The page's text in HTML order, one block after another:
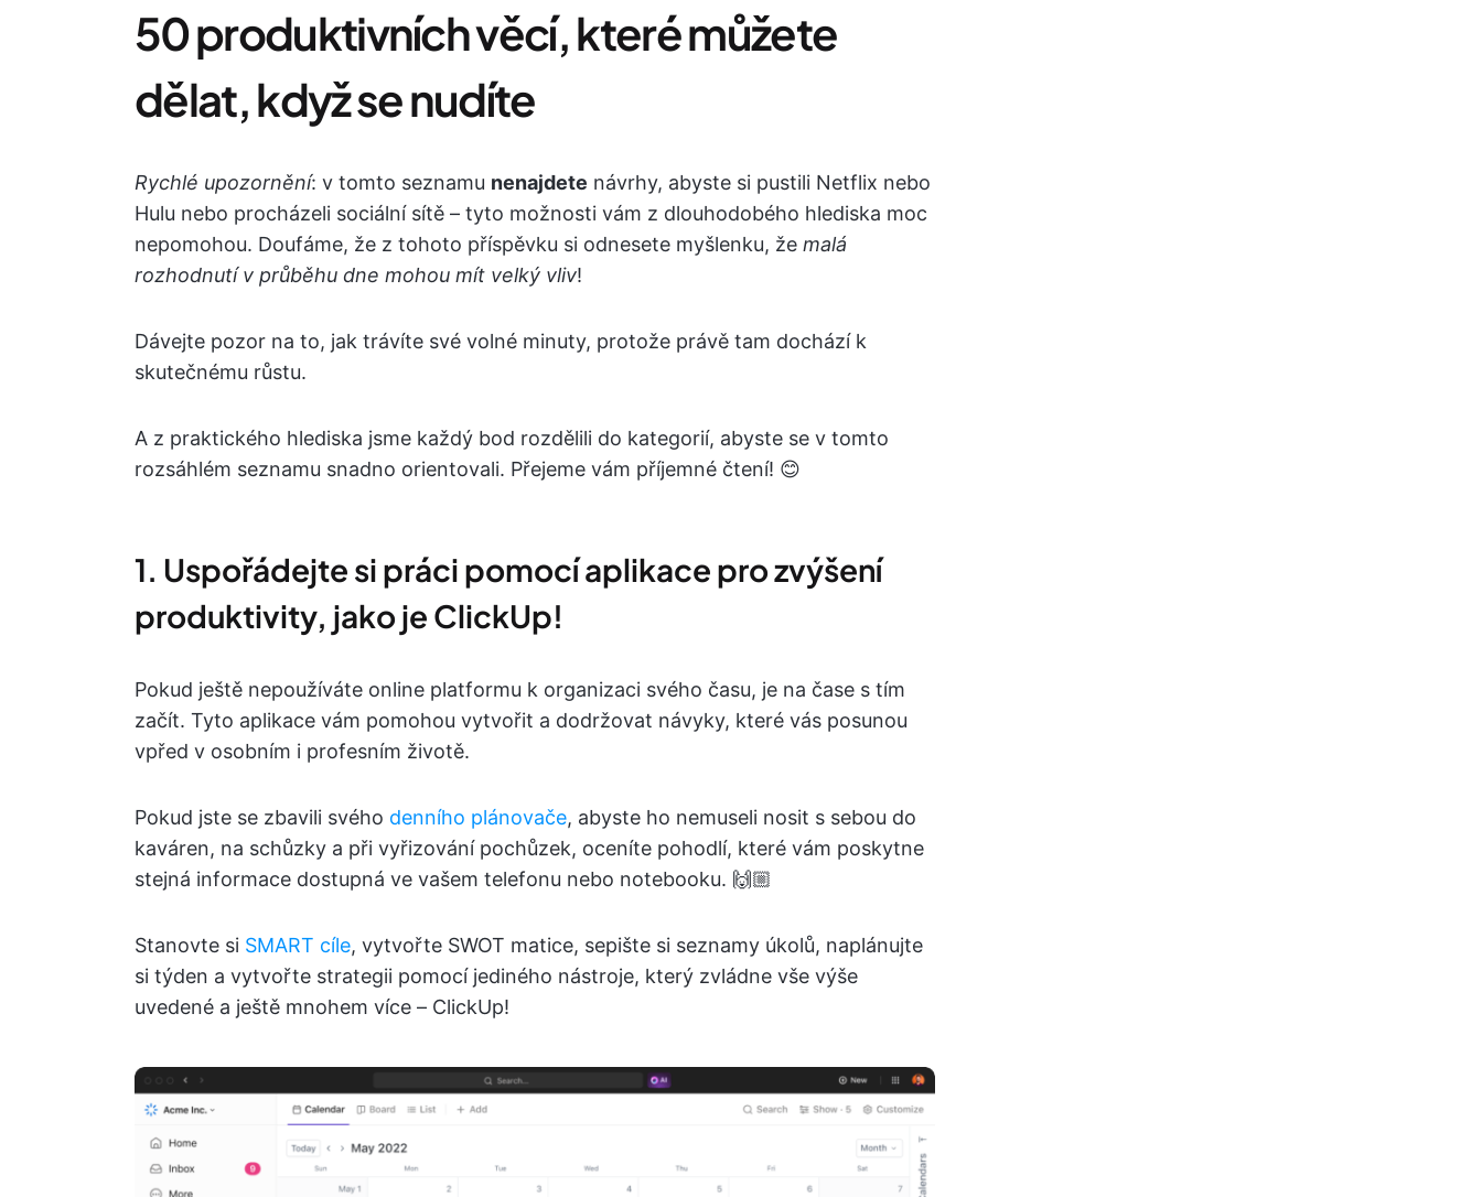
50 produktivních věcí, které můžete
dělat, když se nudíte
Rychlé upozornění: v tomto seznamu nenajdete návrhy, abyste si pustili Netflix nebo
Hulu nebo procházeli sociální sítě – tyto možnosti vám z dlouhodobého hlediska moc
nepomohou. Doufáme, že z tohoto příspěvku si odnesete myšlenku, že malá
rozhodnutí v průběhu dne mohou mít velký vliv!
Dávejte pozor na to, jak trávíte své volné minuty, protože právě tam dochází k
skutečnému růstu.
A z praktického hlediska jsme každý bod rozdělili do kategorií, abyste se v tomto
rozsáhlém seznamu snadno orientovali. Přejeme vám příjemné čtení! 😊
1. Uspořádejte si práci pomocí aplikace pro zvýšení
produktivity, jako je ClickUp!
Pokud ještě nepoužíváte online platformu k organizaci svého času, je na čase s tím
začít. Tyto aplikace vám pomohou vytvořit a dodržovat návyky, které vás posunou
vpřed v osobním i profesním životě.
Pokud jste se zbavili svého denního plánovače, abyste ho nemuseli nosit s sebou do
kaváren, na schůzky a při vyřizování pochůzek, oceníte pohodlí, které vám poskytne
stejná informace dostupná ve vašem telefonu nebo notebooku. 🙌🏼
Stanovte si SMART cíle, vytvořte SWOT matice, sepište si seznamy úkolů, naplánujte
si týden a vytvořte strategii pomocí jediného nástroje, který zvládne vše výše
uvedené a ještě mnohem více – ClickUp!